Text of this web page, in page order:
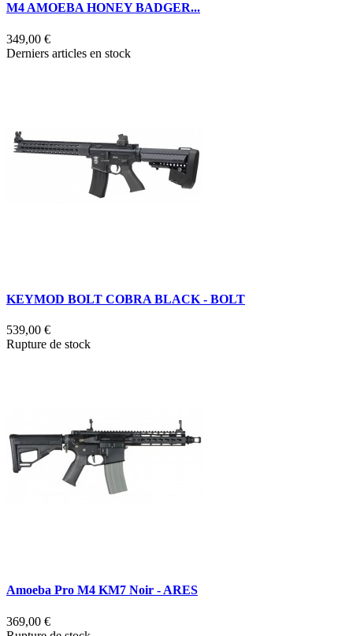
M4 AMOEBA HONEY BADGER...
349,00 €
Derniers articles en stock
KEYMOD BOLT COBRA BLACK - BOLT
539,00 €
Rupture de stock
Amoeba Pro M4 KM7 Noir - ARES
369,00 €